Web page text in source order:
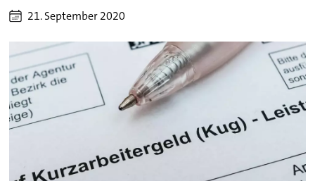
21. September 2020